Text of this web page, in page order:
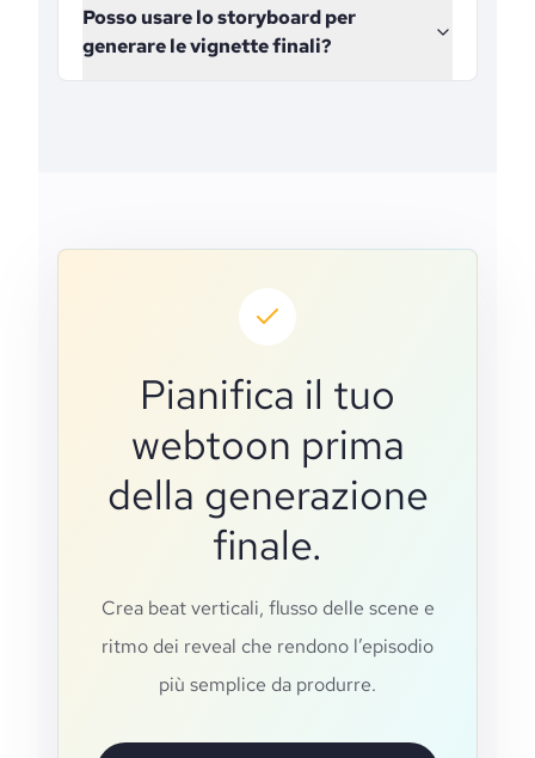
Posso usare lo storyboard per
generare le vignette finali?
Pianifica il tuo
webtoon prima
della generazione
finale.
Crea beat verticali, flusso delle scene e
ritmo dei reveal che rendono l’episodio
più semplice da produrre.